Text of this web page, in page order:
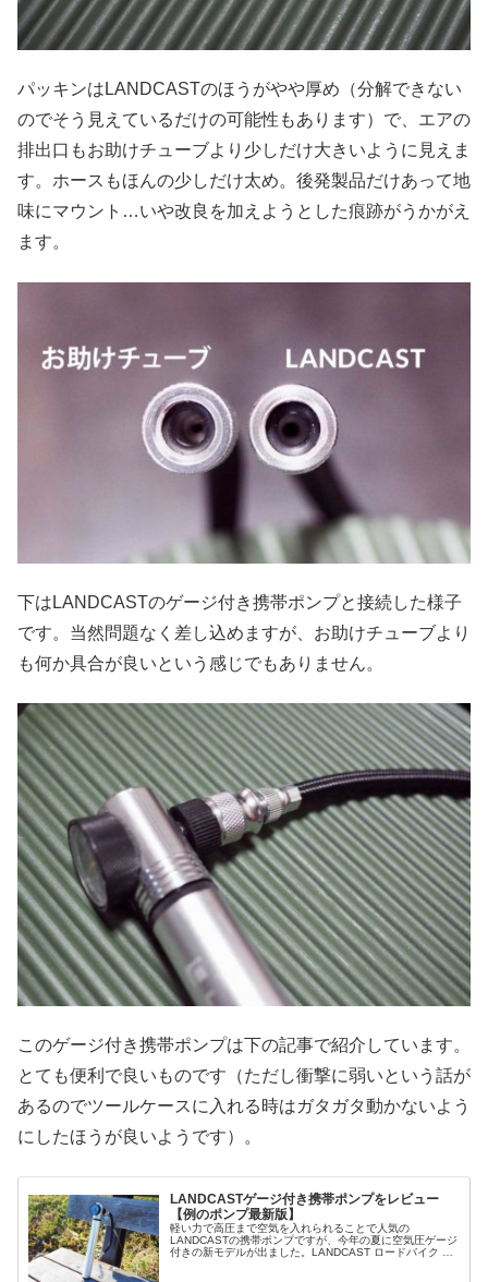
パッキンはLANDCASTのほうがやや厚め（分解できない
のでそう見えているだけの可能性もあります）で、エアの
排出口もお助けチューブより少しだけ大きいように見えま
す。ホースもほんの少しだけ太め。後発製品だけあって地
味にマウント…いや改良を加えようとした痕跡がうかがえ
ます。
下はLANDCASTのゲージ付き携帯ポンプと接続した様子
です。当然問題なく差し込めますが、お助けチューブより
も何か具合が良いという感じでもありません。
このゲージ付き携帯ポンプは下の記事で紹介しています。
とても便利で良いものです（ただし衝撃に弱いという話が
あるのでツールケースに入れる時はガタガタ動かないよう
にしたほうが良いようです）。
LANDCASTゲージ付き携帯ポンプをレビュー
【例のポンプ最新版】
軽い力で高圧まで空気を入れられることで人気の
LANDCASTの携帯ポンプですが、今年の夏に空気圧ゲージ
付きの新モデルが出ました。LANDCAST ロードバイク 自